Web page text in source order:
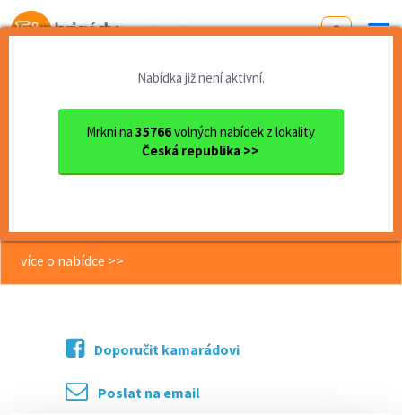
Od první brigády
Nabídka již není aktivní.
Mrkni na35766volných nabídek z lokality
Česká republika >>
Liberecký kraj
okres Liberec
Liberec
DISPEČER/KA PULTU CENTRÁLNÍ...
DISPEČER/KA PULTU CENTRÁLNÍ
více o nabídce >>
Doporučit kamarádovi
Poslat na email